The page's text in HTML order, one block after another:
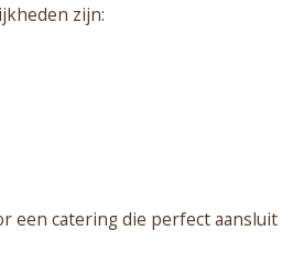
zijn:
een catering die perfect aansluit